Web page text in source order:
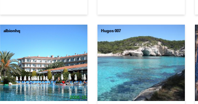
albionhq Hugos 007